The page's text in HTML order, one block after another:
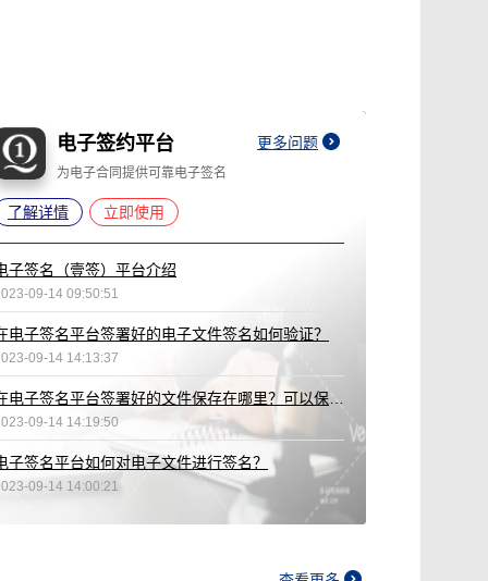
电子签约平台 更多问题
为电子合同提供可靠电子签名
了解详情 立即使用
子签名（壹签）平台介绍
09-14 09:50:51
电子签名平台签署好的电子文件签名如何验证？
09-14 14:13:37
09-14 14:19:50
子签名平台如何对电子文件进行签名？
09-14 14:00:21